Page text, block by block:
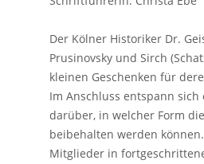
Der Kölner Historiker Dr.
Prusinovsky und Sirch
kleinen Geschenken für
Im Anschluss entspann sich
darüber, in welcher Form
beibehalten werden
Mitglieder in